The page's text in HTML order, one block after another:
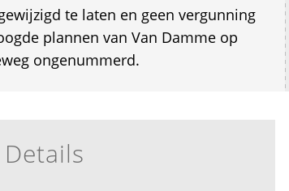
te laten en geen vergunning
plannen van Van Damme op
ongenummerd.
Details